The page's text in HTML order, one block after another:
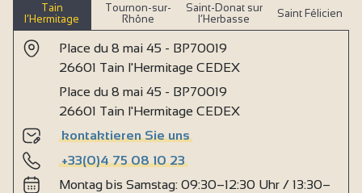
Tain
l’Hermitage
Tournon-sur-
Rhône
Saint-Donat sur
l’Herbasse
Saint Félicien
Place du 8 mai 45 - BP70019
26601 Tain l'Hermitage CEDEX
Place du 8 mai 45 - BP70019
26601 Tain l'Hermitage CEDEX
kontaktieren Sie uns
+33(0)4 75 08 10 23
Montag bis Samstag: 09:30–12:30 Uhr / 13:30–